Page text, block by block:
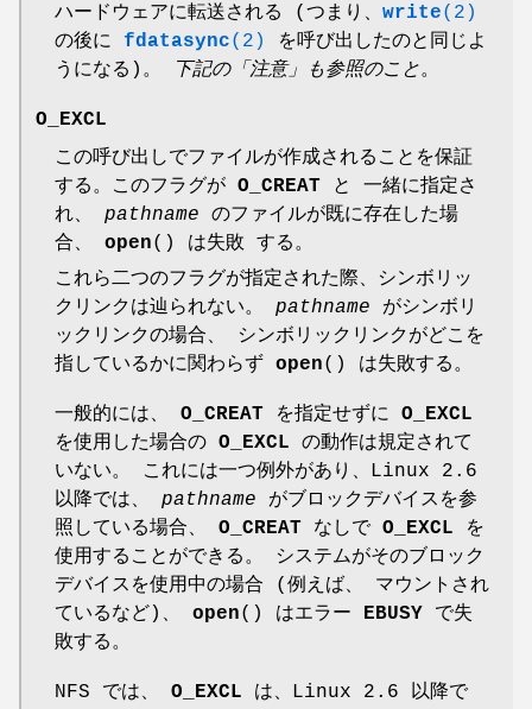
ハードウェアに転送される (つまり、 write(2)
の後に fdatasync(2)
を呼び出したのと同じよ
うになる)。
下記の「注意」も参照のこと。
O_EXCL
この呼び出しでファイルが作成されることを保証
する。このフラグが O_CREAT と 一緒に指定さ
れ、 pathname のファイルが既に存在した場
合、 open() は失敗 する。
これら二つのフラグが指定された際、シンボリッ
クリンクは辿られない。 pathname がシンボリ
ックリンクの場合、 シンボリックリンクがどこを
指しているかに関わらず open() は失敗する。
一般的には、 O_CREAT を指定せずに O_EXCL
を使用した場合の O_EXCL の動作は規定されて
いない。 これには一つ例外があり、Linux 2.6
以降では、 pathname がブロックデバイスを参
照している場合、 O_CREAT なしで O_EXCL を
使用することができる。 システムがそのブロック
デバイスを使用中の場合 (例えば、 マウントされ
ているなど)、 open() はエラー EBUSY で失
敗する。
NFS では、 O_EXCL は、Linux 2.6 以降で